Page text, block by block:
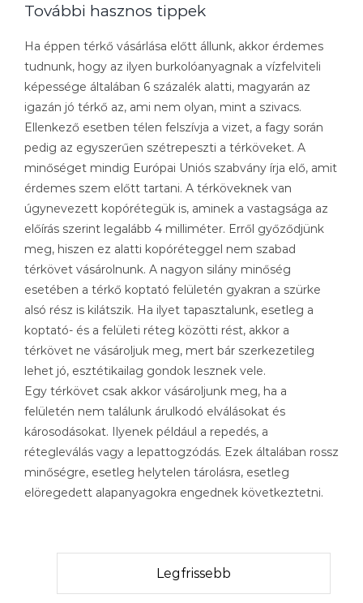
További hasznos tippek
Ha éppen térkő vásárlása előtt állunk, akkor érdemes
tudnunk, hogy az ilyen burkolóanyagnak a vízfelviteli
képessége általában 6 százalék alatti, magyarán az
igazán jó térkő az, ami nem olyan, mint a szivacs.
Ellenkező esetben télen felszívja a vizet, a fagy során
pedig az egyszerűen szétrepeszti a térköveket. A
minőséget mindig Európai Uniós szabvány írja elő, amit
érdemes szem előtt tartani. A térköveknek van
úgynevezett kopórétegük is, aminek a vastagsága az
előírás szerint legalább 4 milliméter. Erről győződjünk
meg, hiszen ez alatti kopóréteggel nem szabad
térkövet vásárolnunk. A nagyon silány minőség
esetében a térkő koptató felületén gyakran a szürke
alsó rész is kilátszik. Ha ilyet tapasztalunk, esetleg a
koptató- és a felületi réteg közötti rést, akkor a
térkövet ne vásároljuk meg, mert bár szerkezetileg
lehet jó, esztétikailag gondok lesznek vele.
Egy térkövet csak akkor vásároljunk meg, ha a
felületén nem találunk árulkodó elválásokat és
károsodásokat. Ilyenek például a repedés, a
rétegleválás vagy a lepattogzódás. Ezek általában rossz
minőségre, esetleg helytelen tárolásra, esetleg
elöregedett alapanyagokra engednek következtetni.
Legfrissebb